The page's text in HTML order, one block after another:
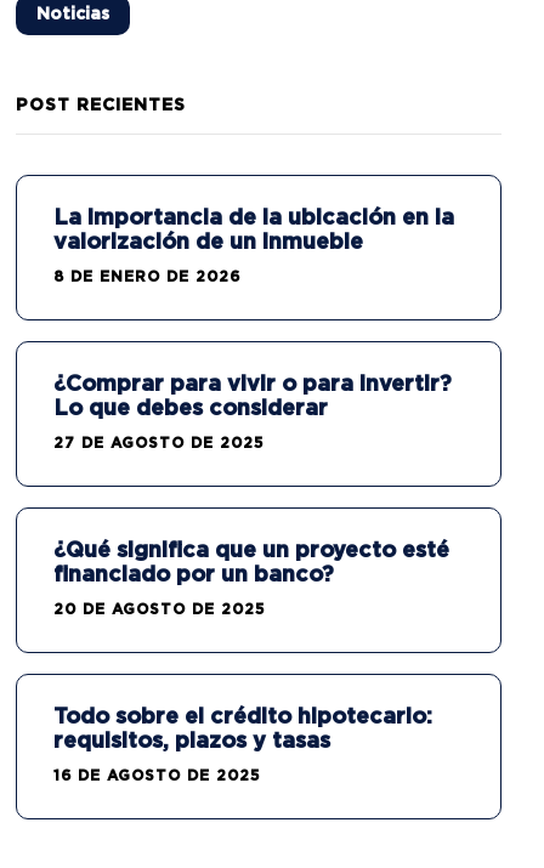
Noticias
POST RECIENTES
La importancia de la ubicación en la
valorización de un inmueble
8 DE ENERO DE 2026
¿Comprar para vivir o para invertir?
Lo que debes considerar
27 DE AGOSTO DE 2025
¿Qué significa que un proyecto esté
financiado por un banco?
20 DE AGOSTO DE 2025
Todo sobre el crédito hipotecario:
requisitos, plazos y tasas
16 DE AGOSTO DE 2025